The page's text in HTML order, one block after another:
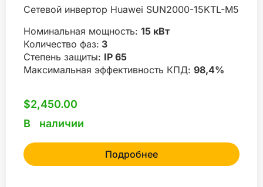
Сетевой инвертор Huawei SUN2000-15KTL-M5
Номинальная мощность: 15 кВт
Количество фаз: 3
Степень защиты: IP 65
Максимальная эффективность КПД: 98,4%
$2,450.00
В наличии
Подробнее